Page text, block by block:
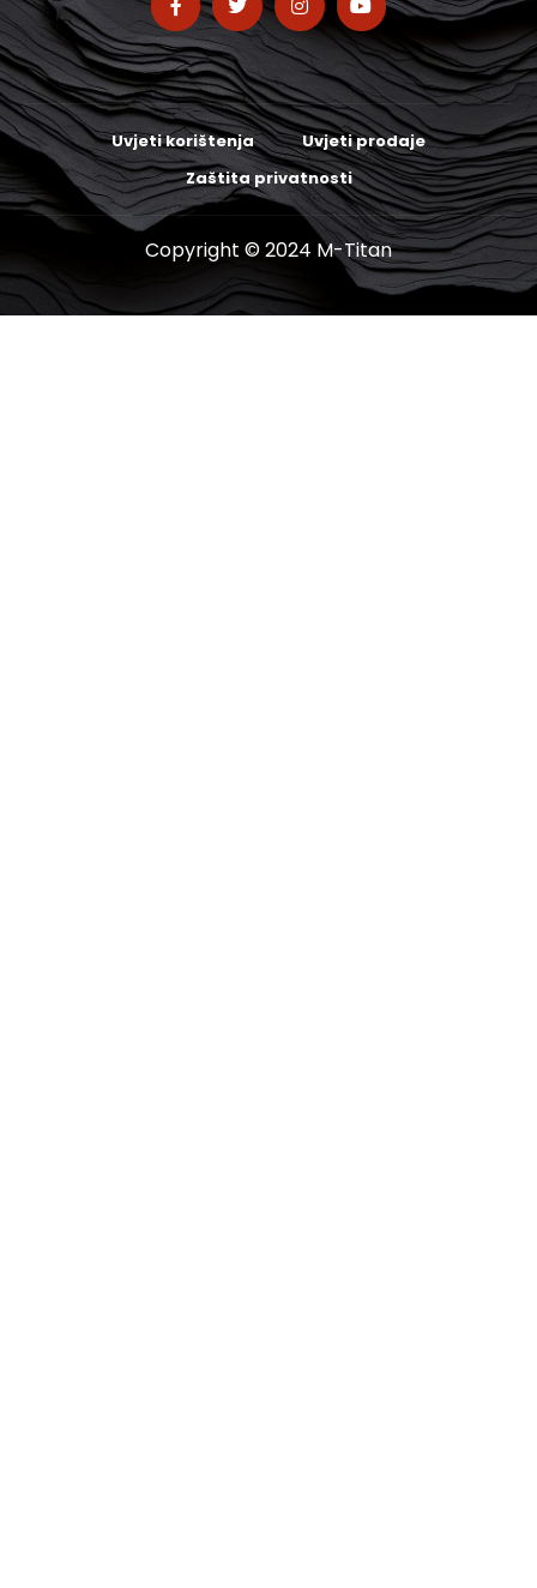
Uvjeti korištenja
Uvjeti prodaje
Zaštita privatnosti
Copyright © 2024 M-Titan